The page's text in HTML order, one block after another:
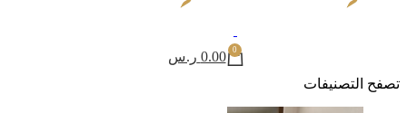
0
0.00 ر.س
تصفح التصنيفات